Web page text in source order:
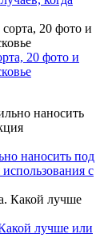
20 фото и
наносить под
с
лучше или